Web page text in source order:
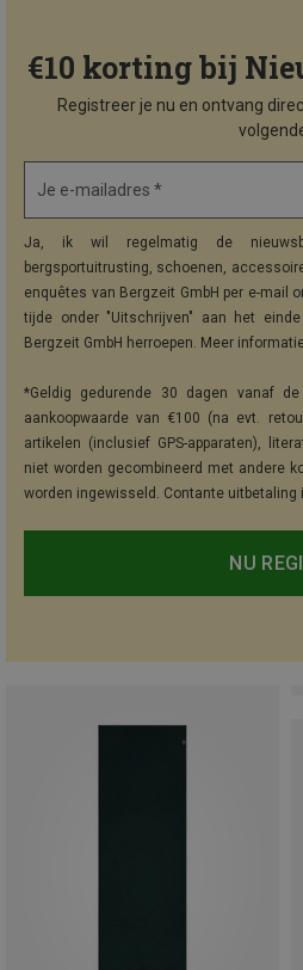
€10 korting bij
Registreer je nu en ontvang
Je e-mailadres *
Ja, ik wil regelmatig de
bergsportuitrusting, schoenen,
enquêtes van Bergzeit GmbH per e-mail
tijde onder "Uitschrijven" aan het
Bergzeit GmbH herroepen. Meer
*Geldig gedurende 30 dagen vanaf
aankoopwaarde van €100 (na evt.
artikelen (inclusief GPS-apparaten),
niet worden gecombineerd met andere
worden ingewisseld. Contante uitbetaling
NU